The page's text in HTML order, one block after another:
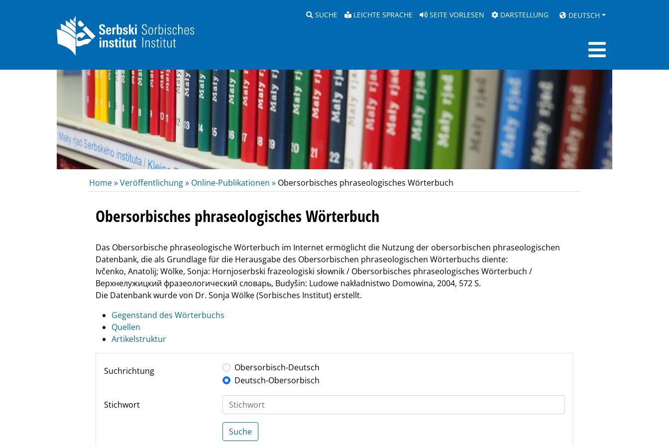
SUCHE LEICHTE SPRACHE SEITE VORLESEN DARSTELLUNG DEUTSCH
Home »Veröffentlichung » Online-Publikationen » Obersorbisches phraseologisches Wörterbuch
Obersorbisches phraseologisches Wörterbuch
Das Obersorbische phraseologische Wörterbuch im Internet ermöglicht die Nutzung der obersorbischen phraseologischen
Datenbank, die als Grundlage für die Herausgabe des Obersorbischen phraseologischen Wörterbuchs diente:
Ivčenko, Anatolij; Wölke, Sonja: Hornjoserbski frazeologiski słownik / Obersorbisches phraseologisches Wörterbuch /
Верхнелужицкий фразеологический словарь, Budyšin: Ludowe nakładnistwo Domowina, 2004, 572 S.
Die Datenbank wurde von Dr. Sonja Wölke (Sorbisches Institut) erstellt.
Gegenstand des Wörterbuchs
Quellen
Artikelstruktur
Suchrichtung
Obersorbisch-Deutsch
Deutsch-Obersorbisch
Stichwort
Suche